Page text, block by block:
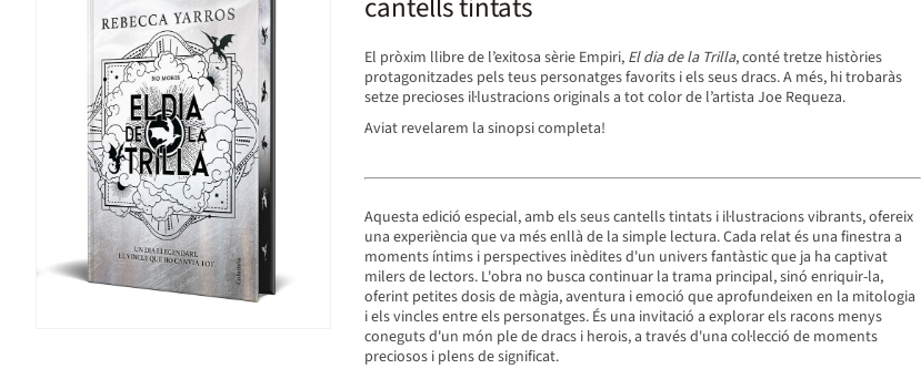
El pròxim llibre de l’exitosa sèrie Empiri, El dia de la Trilla, conté tretze històries
protagonitzades pels teus personatges favorits i els seus dracs. A més, hi trobaràs
setze precioses il·lustracions originals a tot color de l’artista Joe Requeza.
Aviat revelarem la sinopsi completa!
Aquesta edició especial, amb els seus cantells tintats i il·lustracions vibrants, ofereix
una experiència que va més enllà de la simple lectura. Cada relat és una finestra a
moments íntims i perspectives inèdites d'un univers fantàstic que ja ha captivat
milers de lectors. L'obra no busca continuar la trama principal, sinó enriquir-la,
oferint petites dosis de màgia, aventura i emoció que aprofundeixen en la mitologia
i els vincles entre els personatges. És una invitació a explorar els racons menys
coneguts d'un món ple de dracs i herois, a través d'una col·lecció de moments
preciosos i plens de significat.